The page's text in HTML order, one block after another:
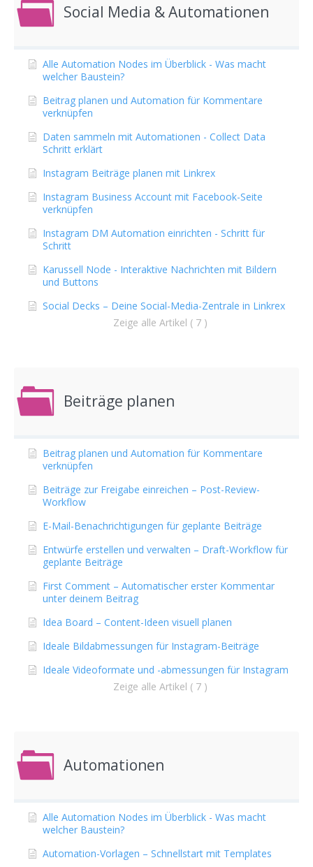
Social Media & Automationen
Alle Automation Nodes im Überblick - Was macht
welcher Baustein?
Beitrag planen und Automation für Kommentare
verknüpfen
Daten sammeln mit Automationen - Collect Data
Schritt erklärt
Instagram Beiträge planen mit Linkrex
Instagram Business Account mit Facebook-Seite
verknüpfen
Instagram DM Automation einrichten - Schritt für
Schritt
Karussell Node - Interaktive Nachrichten mit Bildern
und Buttons
Social Decks – Deine Social-Media-Zentrale in Linkrex
Zeige alle Artikel ( 7 )
Beiträge planen
Beitrag planen und Automation für Kommentare
verknüpfen
Beiträge zur Freigabe einreichen – Post-Review-
Workflow
E-Mail-Benachrichtigungen für geplante Beiträge
Entwürfe erstellen und verwalten – Draft-Workflow für
geplante Beiträge
First Comment – Automatischer erster Kommentar
unter deinem Beitrag
Idea Board – Content-Ideen visuell planen
Ideale Bildabmessungen für Instagram-Beiträge
Ideale Videoformate und -abmessungen für Instagram
Zeige alle Artikel ( 7 )
Automationen
Alle Automation Nodes im Überblick - Was macht
welcher Baustein?
Automation-Vorlagen – Schnellstart mit Templates